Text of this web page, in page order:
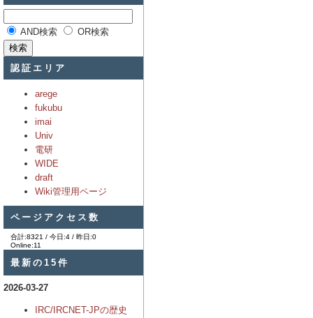
AND検索 OR検索
認証エリア
arege
fukubu
imai
Univ
電研
WIDE
draft
Wiki管理用ページ
ページアクセス数
合計:8321 / 今日:4 / 昨日:0
Online:11
最新の15件
2026-03-27
IRC/IRCNET-JPの歴史